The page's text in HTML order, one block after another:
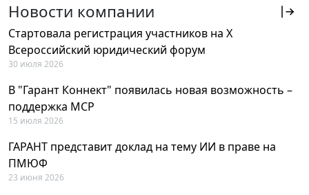
Новости компании
Стартовала регистрация участников на X
Всероссийский юридический форум
30 июля 2026
В "Гарант Коннект" появилась новая возможность –
поддержка MCP
15 июля 2026
ГАРАНТ представит доклад на тему ИИ в праве на
ПМЮФ
23 июня 2026